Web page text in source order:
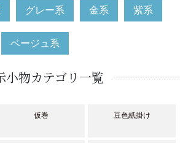
グレー系 金系 紫系
ベージュ系
小物カテゴリ一覧
仮巻 豆色紙掛け